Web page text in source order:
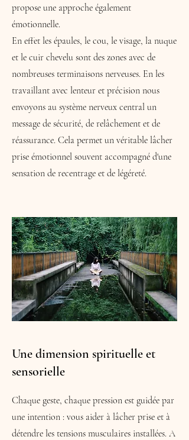
propose une approche également
émotionnelle.
En effet les épaules, le cou, le visage, la nuque
et le cuir chevelu sont des zones avec de
nombreuses terminaisons nerveuses. En les
travaillant avec lenteur et précision nous
envoyons au système nerveux central un
message de sécurité, de relâchement et de
réassurance. Cela permet un véritable lâcher
prise émotionnel souvent accompagné d'une
sensation de recentrage et de légéreté.
Une dimension spirituelle et
sensorielle
Chaque geste, chaque pression est guidée par
une intention : vous aider à lâcher prise et à
détendre les tensions musculaires installées. A